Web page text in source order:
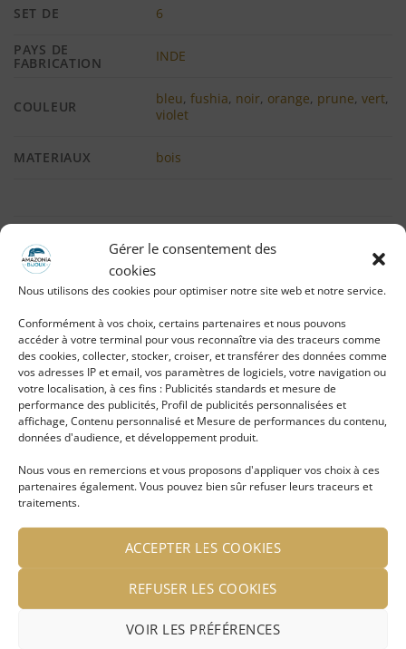
Gérer le consentement des
cookies
Nous utilisons des cookies pour optimiser notre site web et notre service.
Conformément à vos choix, certains partenaires et nous pouvons
accéder à votre terminal pour vous reconnaître via des traceurs comme
des cookies, collecter, stocker, croiser, et transférer des données comme
vos adresses IP et email, vos paramètres de logiciels, votre navigation ou
votre localisation, à ces fins : Publicités standards et mesure de
performance des publicités, Profil de publicités personnalisées et
affichage, Contenu personnalisé et Mesure de performances du contenu,
données d'audience, et développement produit.
Nous vous en remercions et vous proposons d'appliquer vos choix à ces
partenaires également. Vous pouvez bien sûr refuser leurs traceurs et
traitements.
ACCEPTER LES COOKIES
REFUSER LES COOKIES
VOIR LES PRÉFÉRENCES
SET DE 6
PAYS DE
FABRICATION INDE
COULEUR bleu,fushia, noir, orange, prune,vert,
violet
MATERIAUX bois
AVIS (0)
Il n’y a pas encore d’avis.
Seuls les clients connectés ayant acheté ce
produit ont la possibilité de laisser un avis.
VOUS AIMEREZ PEUT-ÊTRE AUSSI…